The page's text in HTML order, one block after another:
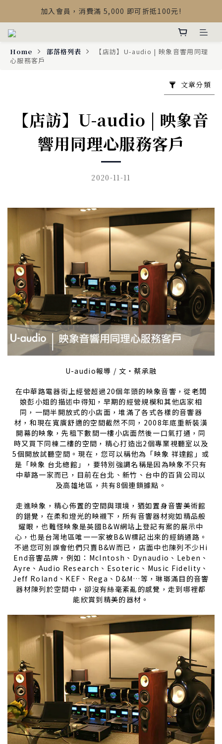
【最新公告】Devialet Mania 盒內配件調整說明
加入會員，消費滿 5,000 即可折抵100元!
【最新公告】Devialet Mania 盒內配件調整說明
Home 部落格列表
【店訪】U-audio | 映象音響用同理
心服務客戶
文章分類
【店訪】U-audio | 映象音
響用同理心服務客戶
2020-11-11
U-audio報導 / 文‧蔡承融
在中華路電器街上經營超過20個年頭的映象音響，從老闆
娘彭小姐的描述中得知，早期的經營規模和其他店家相
同，一間半開放式的小店面，堆滿了各式各樣的音響器
材，和現在寬廣舒適的空間截然不同，2008年底重新裝潢
開幕的映象，先租下數間一樓小店面然後一口氣打通，同
時又買下同棟二樓的空間，精心打造出2個專業視聽室以及
5個開放試聽空間。現在，您可以稱他為「映象 祥達館」或
是「映象 台北總館」，要特別強調名稱是因為映象不只有
中華路一家而已，目前在台北、新竹、台中的百貨公司以
及高雄地區，共有8個連鎖據點。
走進映象，精心佈置的空間與環境，猶如置身音響美術館
的錯覺，在柔和燈光的映襯下，所有音響器材宛如精品般
耀眼，也難怪映象是英國B&W網站上登記有案的展示中
心，也是台灣地區唯一一家被B&W標記出來的經銷通路。
不過您可別誤會他們只賣B&W而已，店面中也陳列不少Hi
End音響品牌，例如：McIntosh、Dynaudio、Leben、
Ayre、Audio Research、Esoteric、Music Fidelity、
Jeff Roland、KEF、Rega、D&M…等，琳瑯滿目的音響
器材陳列於空間中，卻沒有絲毫紊亂的感覺，走到哪裡都
能欣賞到精美的器材。